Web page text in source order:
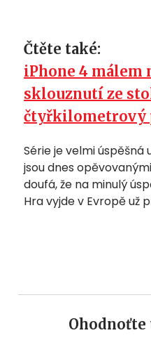
Čtěte také:
iPhone 4 málem
sklouznutí ze
čtyřkilometrový
Série je velmi
jsou dnes
doufá, že na minulý
Hra vyjde v Evropě už
Ohodnoťte